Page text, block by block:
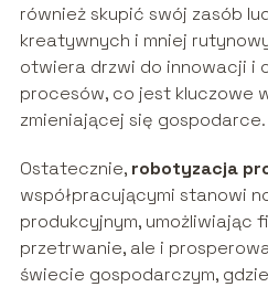
również skupić swój zasób
kreatywnych i mniej
otwiera drzwi do innowacji i
procesów, co jest kluczowe
zmieniającej się gospodarce.
Ostatecznie, robotyzacja
współpracującymi stanowi
produkcyjnym, umożliwiając
przetrwanie, ale i
świecie gospodarczym,